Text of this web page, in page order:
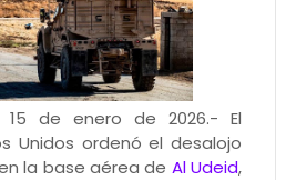
de enero de 2026.- El
Unidos ordenó el desalojo
la base aérea de Al Udeid,